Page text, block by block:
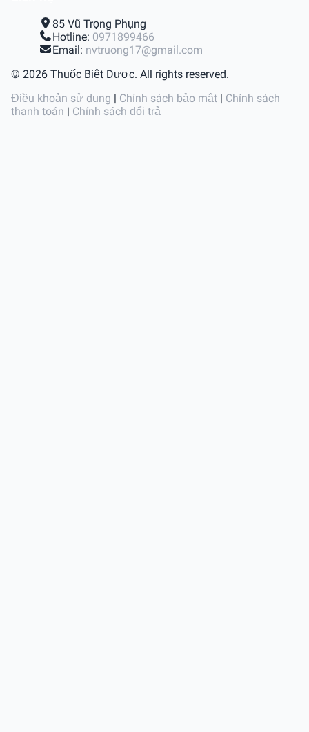
85 Vũ Trọng Phụng
Hotline: 0971899466
Email: nvtruong17@gmail.com
© 2026 Thuốc Biệt Dược. All rights reserved.
Điều khoản sử dụng | Chính sách bảo mật | Chính sách
thanh toán | Chính sách đổi trả